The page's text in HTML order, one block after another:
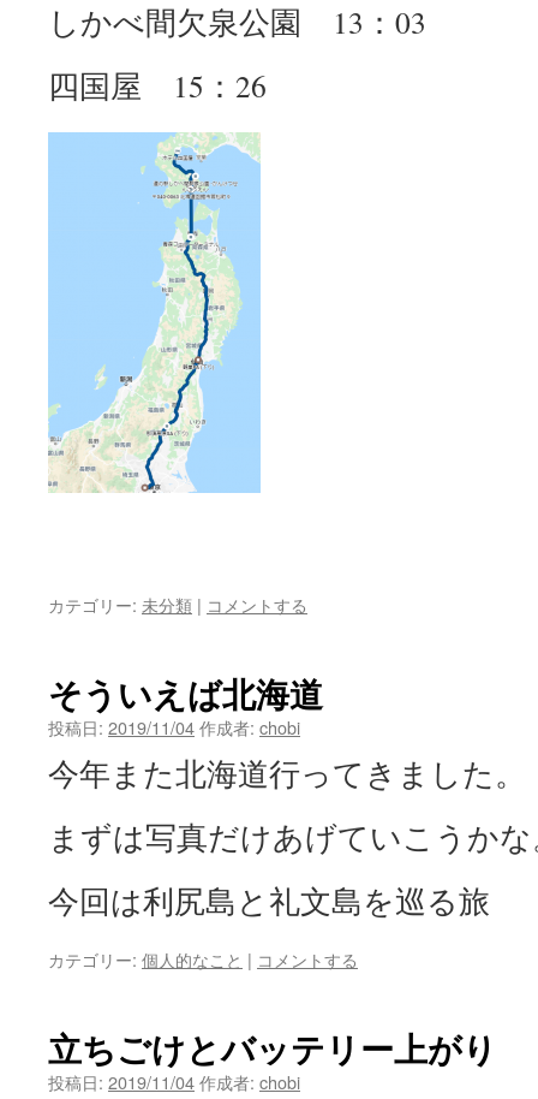
しかべ間欠泉公園 13：03
四国屋 15：26
カテゴリー: 未分類 | コメントする
そういえば北海道
投稿日: 2019/11/04作成者: chobi
今年また北海道行ってきました。
まずは写真だけあげていこうか
今回は利尻島と礼文島を巡る旅
カテゴリー: 個人的なこと | コメントする
立ちごけとバッテリー上がり
投稿日: 2019/11/04作成者: chobi